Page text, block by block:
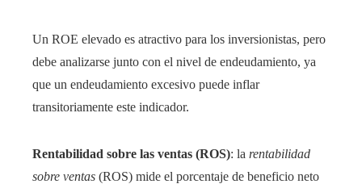
Un ROE elevado es atractivo para los inversionistas, pero
debe analizarse junto con el nivel de endeudamiento, ya
que un endeudamiento excesivo puede inflar
transitoriamente este indicador.
Rentabilidad sobre las ventas (ROS): la rentabilidad
sobre ventas (ROS) mide el porcentaje de beneficio neto